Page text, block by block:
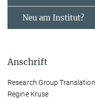
Neu am Institut?
Anschrift
Research Group
Regine Kruse